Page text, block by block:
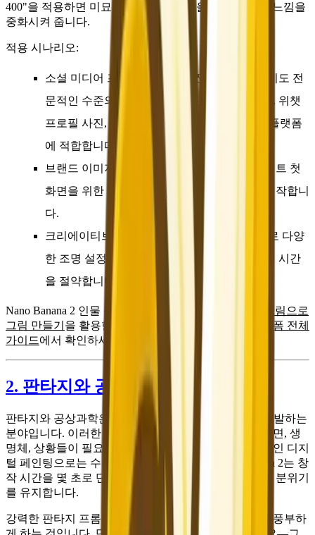
400"을 적용하면 미묘한 아날로그 질감을 더해 디지털 느낌을
중화시켜 줍니다.
적용 시나리오:
소셜 미디어 프로필 사진
— 사진작가 예약 없이도 전
문적인 수준의 개인 프로필 사진을 생성합니다. 위챗
프로필 사진, 숏컷 개인 홈페이지, LinkedIn 등 플랫폼
에 적합합니다.
브랜드 이미지 소재
— 마케팅 캠페인과 웹사이트 첫
화면을 위한 통일된 스타일의 인물 이미지를 제작합니
다.
크리에이티브 사진 탐색
— 실제 촬영 전에 AI로 다양
한 조명 설정과 구도를 탐색하여 스튜디오 촬영 시간
을 절약합니다.
Nano Banana 2 인물 작업 흐름에 대한 자세한 소개와
그림으로
그림 만들기 을 활용한 스타일 이식 최적화 방법은
플랫폼 전체
가이드에서 확인하세요.
2. 판타지와 공상과학 예술
판타지와 공상과학은 AI 이미지 생성이 진정으로 빛을 발하는
분야입니다. 이러한 장르에는 현실에 존재하지 않는 장면, 생
명체, 상황들이 필요하지만, 촬영은 불가능하고 전통적인 디지
털 페인팅으로는 수십 시간이 소요됩니다. Nano Banana 2는 창
작 시간을 몇 초로 단축하면서도 설득력 있는 디테일과 분위기
를 유지합니다.
강력한 판타지 프롬프트의 핵심은 환경 서사로 장면을 풍부하